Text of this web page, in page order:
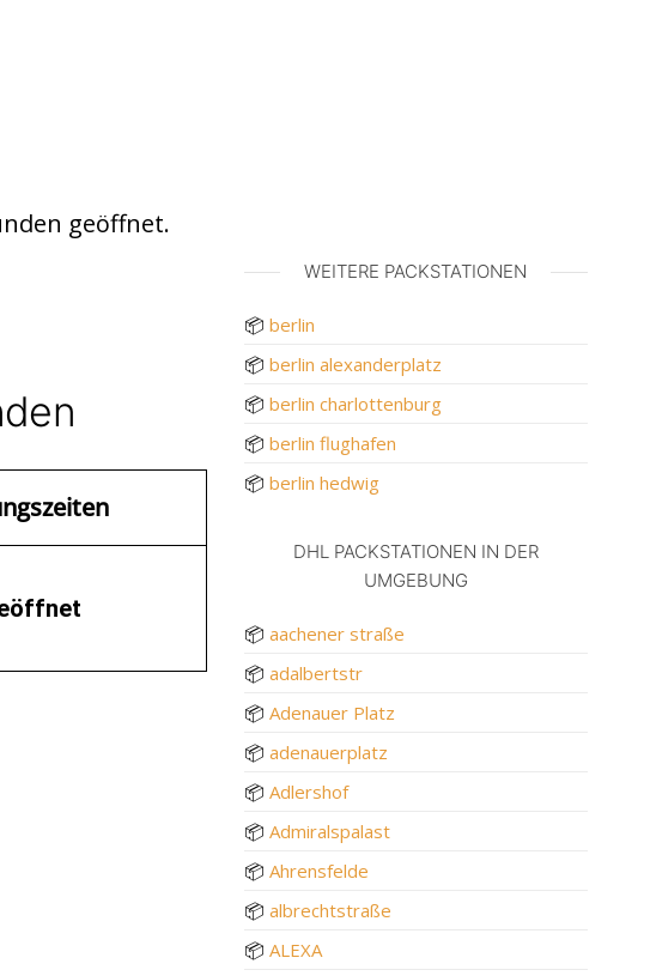
geöffnet.
WEITERE PACKSTATIONEN
📦 berlin
📦 berlin alexanderplatz
📦 berlin charlottenburg
📦 berlin flughafen
📦 berlin hedwig
DHL PACKSTATIONEN IN DER
UMGEBUNG
📦 aachener straße
📦 adalbertstr
📦 Adenauer Platz
📦 adenauerplatz
📦 Adlershof
📦 Admiralspalast
📦 Ahrensfelde
📦 albrechtstraße
📦 ALEXA